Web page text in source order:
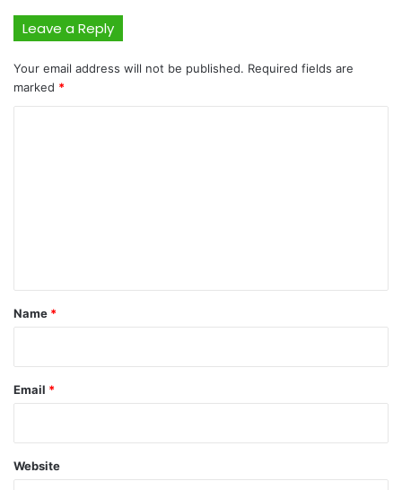
Leave a Reply
Your email address will not be published. Required fields are
marked *
*
Name *
Email *
Website